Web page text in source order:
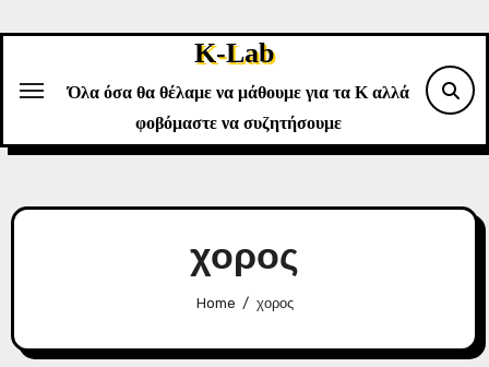
K-Lab
Όλα όσα θα θέλαμε να μάθουμε για τα Κ αλλά
φοβόμαστε να συζητήσουμε
χορος
Home χορος